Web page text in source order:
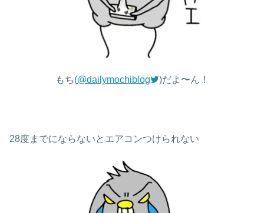
もち(@dailymochiblog )だよ〜ん！
28度までにならないとエアコンつけられない